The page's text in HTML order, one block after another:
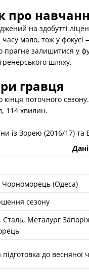
про
на здобутті
мало, тож у фокусі
залишитися у
шляху.
гравця
поточного сезону.
114 хвилин.
із Зорею (2016/17) та
Дані
Чорноморець (Одеса)
сезону
Сталь, Металург
підготовка до весняної